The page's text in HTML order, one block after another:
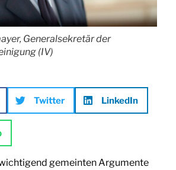
Generalsekretär der
(IV)
Twitter LinkedIn
gemeinten Argumente